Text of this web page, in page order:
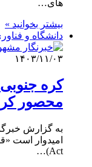
های…
بیشتر بخوانید »
دانشگاه و
۱۴۰۳/۱۱/۰۳
کره
محصور
به گزارش
Act)…